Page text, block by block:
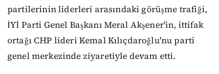
partilerinin liderleri arasındaki görüşme trafiği,
İYİ Parti Genel Başkanı Meral Akşener'in, ittifak
ortağı CHP lideri Kemal Kılıçdaroğlu'nu parti
genel merkezinde ziyaretiyle devam etti.